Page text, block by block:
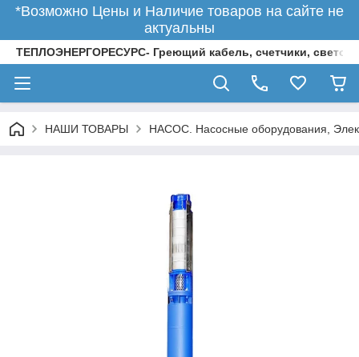
*Возможно Цены и Наличие товаров на сайте не
актуальны
ТЕПЛОЭНЕРГОРЕСУРС- Греющий кабель, счетчики,
НАШИ ТОВАРЫ НАСОС. Насосные оборудования,